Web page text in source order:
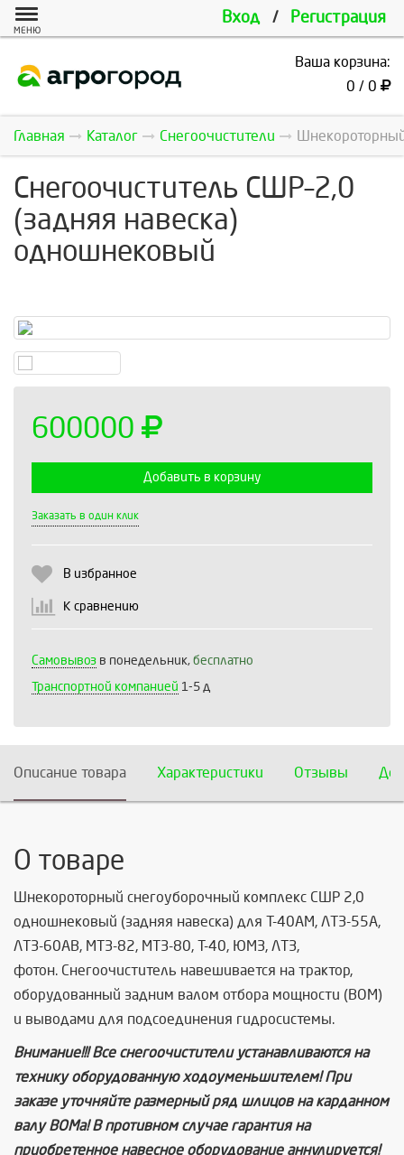
Вход / Регистрация
МЕНЮ
Ваша корзина:
0 / 0
Главная Каталог Снегоочистители
Снегоочиститель СШР–2,0
(задняя навеска)
одношнековый
600000
Добавить в корзину
Заказать в один клик
В избранное
К сравнению
Самовывоз в понедельник, бесплатно
Транспортной компанией 1-5 д
Описание товара Характеристики Отзывы
О товаре
Шнекороторный снегоуборочный комплекс СШР 2,0
одношнековый (задняя навеска) для Т-40АМ, ЛТЗ-55А,
ЛТЗ-60АВ, МТЗ-82, МТЗ-80, Т-40, ЮМЗ, ЛТЗ,
фотон. Снегоочиститель навешивается на трактор,
оборудованный задним валом отбора мощности (ВОМ)
и выводами для подсоединения гидросистемы.
Внимание!!! Все снегоочистители устанавливаются на
технику оборудованную ходоуменьшителем! При
заказе уточняйте размерный ряд шлицов на карданном
валу ВОМа! В противном случае гарантия на
приобретенное навесное оборудование аннулируется!